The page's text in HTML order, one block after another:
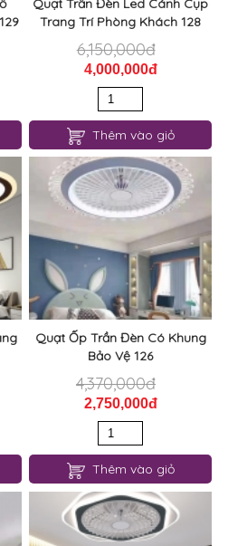
Quạt Trần Đèn Led Cánh Cụp
Trang Trí Phòng Khách 128
6,150,000đ
4,000,000đ
Thêm vào giỏ
Quạt Ốp Trần Đèn Có Khung
Bảo Vệ 126
4,370,000đ
2,750,000đ
Thêm vào giỏ